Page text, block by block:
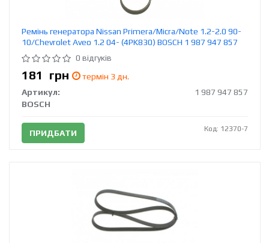
Ремінь генератора Nissan Primera/Micra/Note 1.2-2.0 90-
10/Chevrolet Aveo 1.2 04- (4PK830) BOSCH 1 987 947 857
0 відгуків
181 грн
термін 3 дн.
Артикул:
1 987 947 857
BOSCH
ПРИДБАТИ Код: 12370-7